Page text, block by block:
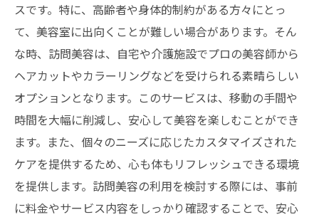
訪問美容の選び方ガイド：東京都で自分に合っ
たサービスを見つける
自分にぴったりの訪問美容を見つけるため
のステップ
訪問美容の施術メニューを理解しよう
専門家による訪問美容の選び方アドバイス
訪問美容のスタイル選びで考慮すべきポイ
ント
東京都での訪問美容サービスの特徴と選び
スです。特に、高齢者や身体的制約がある方々にとっ
て、美容室に出向くことが難しい場合があります。そん
な時、訪問美容は、自宅や介護施設でプロの美容師から
ヘアカットやカラーリングなどを受けられる素晴らしい
オプションとなります。このサービスは、移動の手間や
時間を大幅に削減し、安心して美容を楽しむことができ
ます。また、個々のニーズに応じたカスタマイズされた
ケアを提供するため、心も体もリフレッシュできる環境
を提供します。訪問美容の利用を検討する際には、事前
に料金やサービス内容をしっかり確認することで、安心